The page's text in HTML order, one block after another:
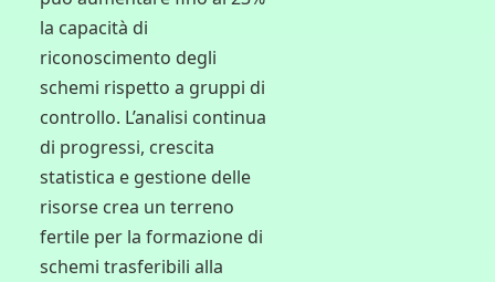
la capacità di
riconoscimento degli
schemi rispetto a gruppi di
controllo. L’analisi continua
di progressi, crescita
statistica e gestione delle
risorse crea un terreno
fertile per la formazione di
schemi trasferibili alla